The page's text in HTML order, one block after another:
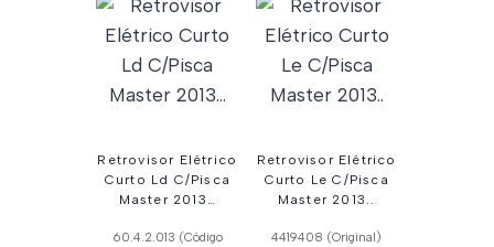
Retrovisor Elétrico
Curto Ld C/Pisca
Master 2013…
60.4.2.013 (Código
Retrovisor Elétrico
Curto Le C/Pisca
Master 2013..
4419408 (Original)